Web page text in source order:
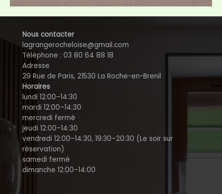
Nous contacter
lagrangerocheloise@gmail.com
Téléphone : 03 80 64 88 18
Adresse
29 Rue de Paris, 21530 La Roche-en-Brenil
Horaires
lundi 12:00–14:30
mardi 12:00–14:30
mercredi fermé
jeudi 12:00–14:30
vendredi 12:00–14:30, 19:30–20:30 (Le soir sur
réservation)
samedi fermé
dimanche 12:00–14:00